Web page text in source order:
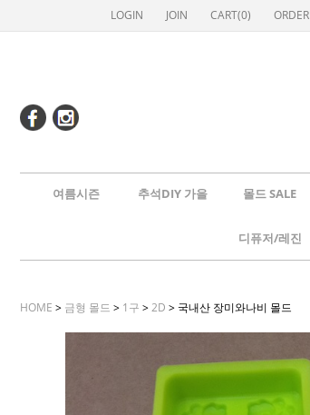
LOGIN JOIN CART(0) ORDER
여름시즌 추석DIY 가을 몰드 SALE
디퓨저/레진
HOME > 금형 몰드 > 1구 >2D > 국내산 장미와나비 몰드